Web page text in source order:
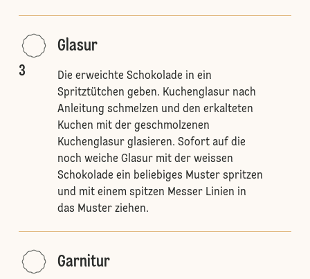
3
Glasur
Die erweichte Schokolade in ein
Spritztütchen geben. Kuchenglasur nach
Anleitung schmelzen und den erkalteten
Kuchen mit der geschmolzenen
Kuchenglasur glasieren. Sofort auf die
noch weiche Glasur mit der weissen
Schokolade ein beliebiges Muster spritzen
und mit einem spitzen Messer Linien in
das Muster ziehen.
Garnitur